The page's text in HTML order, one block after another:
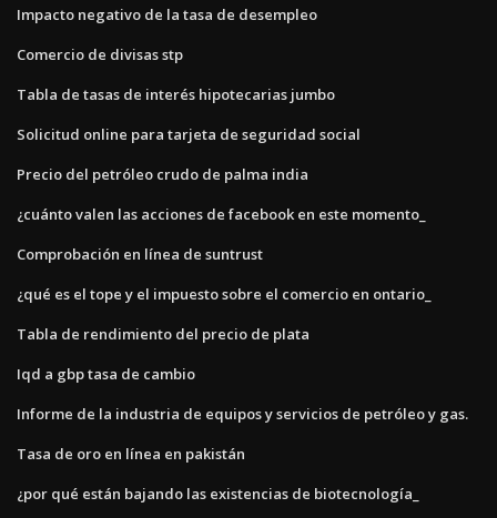
Impacto negativo de la tasa de desempleo
Comercio de divisas stp
Tabla de tasas de interés hipotecarias jumbo
Solicitud online para tarjeta de seguridad social
Precio del petróleo crudo de palma india
¿cuánto valen las acciones de facebook en este momento_
Comprobación en línea de suntrust
¿qué es el tope y el impuesto sobre el comercio en ontario_
Tabla de rendimiento del precio de plata
Iqd a gbp tasa de cambio
Informe de la industria de equipos y servicios de petróleo y gas.
Tasa de oro en línea en pakistán
¿por qué están bajando las existencias de biotecnología_